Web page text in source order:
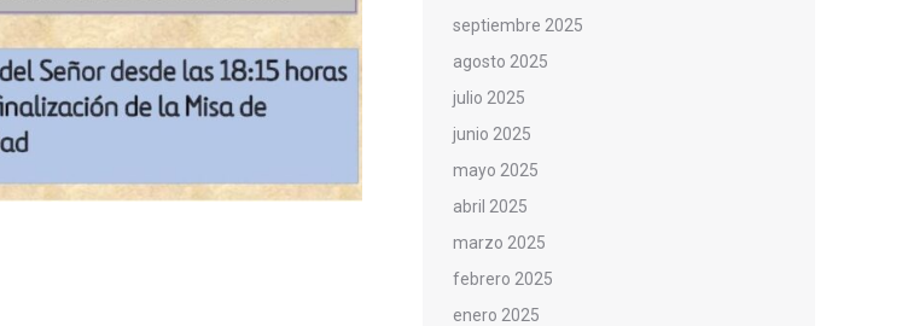
septiembre 2025
agosto 2025
julio 2025
junio 2025
mayo 2025
abril 2025
marzo 2025
febrero 2025
enero 2025